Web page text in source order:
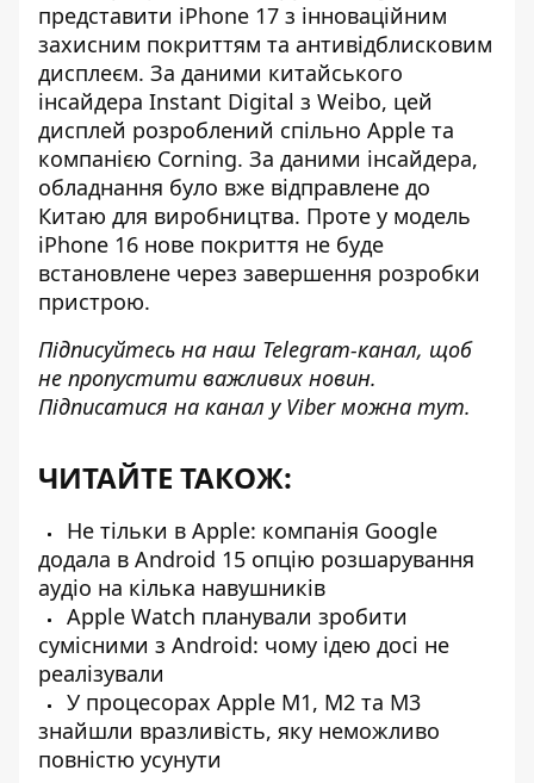
представити iPhone 17 з інноваційним
захисним покриттям та антивідблисковим
дисплеєм. За даними китайського
інсайдера Instant Digital з Weibo, цей
дисплей розроблений спільно Apple та
компанією Corning. За даними інсайдера,
обладнання було вже відправлене до
Китаю для виробництва. Проте у модель
iPhone 16 нове покриття не буде
встановлене через завершення розробки
пристрою.
Підписуйтесь на наш Telegram-канал, щоб
не пропустити важливих новин.
Підписатися на канал у Viber можна тут.
ЧИТАЙТЕ ТАКОЖ:
Не тільки в Apple: компанія Google
додала в Android 15 опцію розшарування
аудіо на кілька навушників
Apple Watch планували зробити
сумісними з Android: чому ідею досі не
реалізували
У процесорах Apple M1, M2 та M3
знайшли вразливість, яку неможливо
повністю усунути